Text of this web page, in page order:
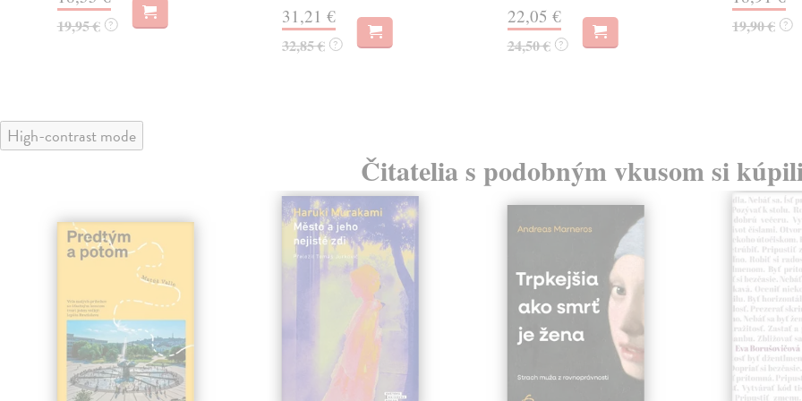
19,95 € ? 31,21 €
32,85 € ?
22,05 €
24,50 € ?
19,90 € ?
High-contrast mode
Čitatelia s podobným vkusom si